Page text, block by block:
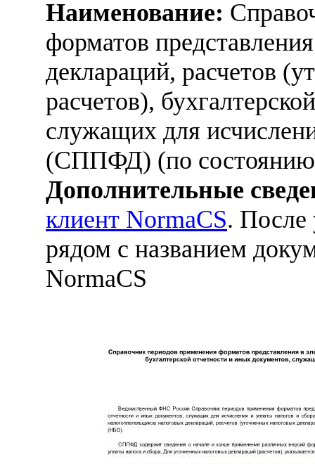
Наименование:
форматов
деклараций, расчетов
расчетов),
служащих для
(СППФД) (по состоянию
Дополнительные
клиент NormaCS. После
рядом с названием
NormaCS